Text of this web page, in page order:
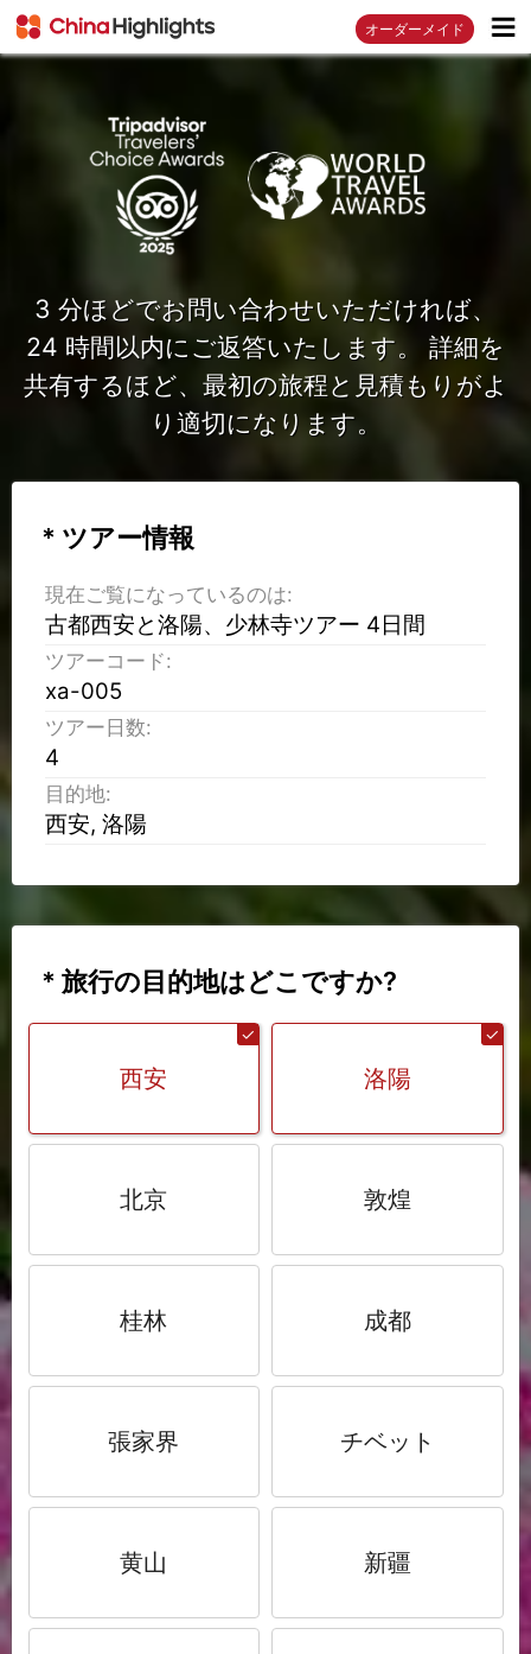
オーダーメイド
3 分ほどでお問い合わせいただければ、
24 時間以内にご返答いたします。 詳細を
共有するほど、最初の旅程と見積もりがよ
り適切になります。
* ツアー情報
現在ご覧になっているのは:
古都西安と洛陽、少林寺ツアー 4日間
ツアーコード:
xa-005
ツアー日数:
4
目的地:
西安, 洛陽
* 旅行の目的地はどこですか?
西安 洛陽
北京 敦煌
桂林 成都
張家界 チベット
黄山 新疆